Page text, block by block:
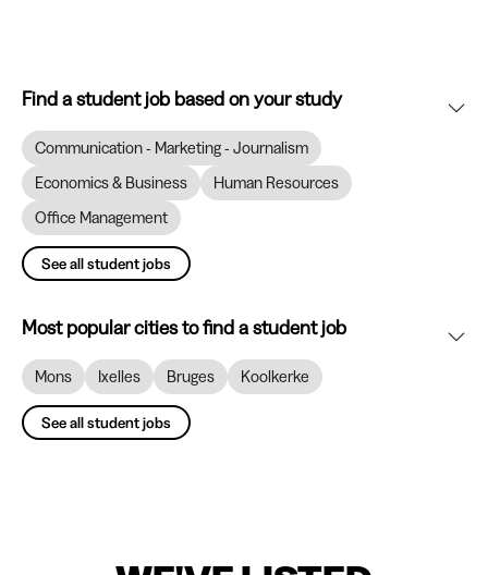
Find a student job based on your study
Communication - Marketing - Journalism
Economics & Business
Human Resources
Office Management
See all student jobs
Most popular cities to find a student job
Mons Ixelles Bruges Koolkerke
See all student jobs